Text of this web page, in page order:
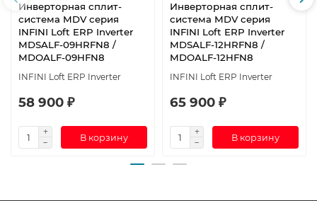
Инверторная сплит-
система MDV серия
INFINI Loft ERP Inverter
MDSALF-09HRFN8 /
MDOALF-09HFN8
INFINI Loft ERP Inverter
58 900 ₽
В корзину
Инверторная сплит-
система MDV серия
INFINI Loft ERP Inverter
MDSALF-12HRFN8 /
MDOALF-12HFN8
INFINI Loft ERP Inverter
65 900 ₽
В корзину